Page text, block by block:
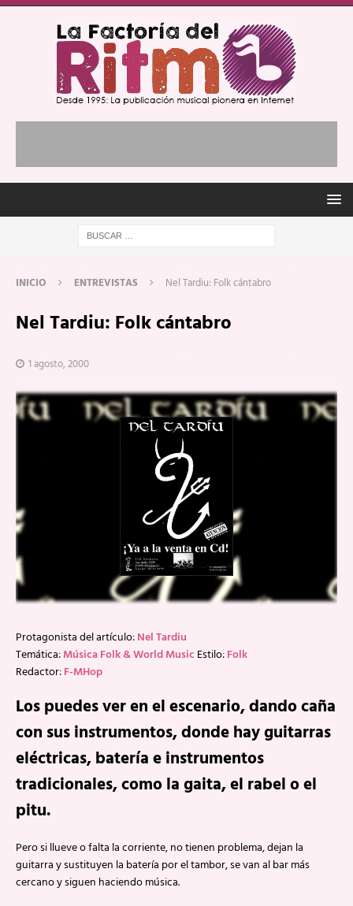
INICIO ENTREVISTAS Nel Tardiu: Folk cántabro
Nel Tardiu: Folk cántabro
1 agosto, 2000
Protagonista del artículo:Nel Tardiu
Temática:Música Folk & World Music Estilo:Folk
Redactor:F-MHop
Los puedes ver en el escenario, dando caña
con sus instrumentos, donde hay guitarras
eléctricas, batería e instrumentos
tradicionales, como la gaita, el rabel o el
pitu.
Pero si llueve o falta la corriente, no tienen problema, dejan la
guitarra y sustituyen la batería por el tambor, se van al bar más
cercano y siguen haciendo música.